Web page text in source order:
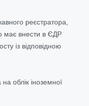
реєстратора,
має внести в ЄДР
із відповідною
облік іноземної